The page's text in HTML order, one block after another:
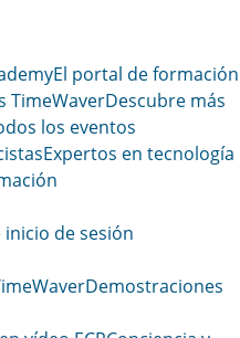
El portal de formación
TimeWaverDescubre más
los eventos
Expertos en tecnología
de sesión
Demostraciones